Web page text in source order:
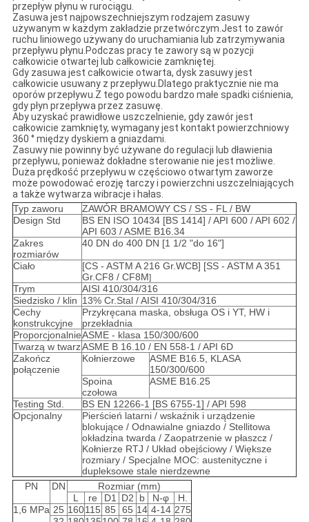
przepływ płynu w rurociągu.
Zasuwa jest najpowszechniejszym rodzajem zasuwy
używanym w każdym zakładzie przetwórczym.Jest to zawór
ruchu liniowego używany do uruchamiania lub zatrzymywania
przepływu płynu.Podczas pracy te zawory są w pozycji
całkowicie otwartej lub całkowicie zamkniętej.
Gdy zasuwa jest całkowicie otwarta, dysk zasuwy jest
całkowicie usuwany z przepływu.Dlatego praktycznie nie ma
oporów przepływu.Z tego powodu bardzo małe spadki ciśnienia,
gdy płyn przepływa przez zasuwę.
Aby uzyskać prawidłowe uszczelnienie, gdy zawór jest
całkowicie zamknięty, wymagany jest kontakt powierzchniowy
360 ° między dyskiem a gniazdami.
Zasuwy nie powinny być używane do regulacji lub dławienia
przepływu, ponieważ dokładne sterowanie nie jest możliwe.
Duża prędkość przepływu w częściowo otwartym zaworze
może powodować erozję tarczy i powierzchni uszczelniających
a także wytwarza wibracje i hałas.
Typ zaworu
ZAWÓR BRAMOWY CS / SS - FL / BW
Design Std
BS EN ISO 10434 [BS 1414] / API 600 / API 602 /
API 603 / ASME B16.34
Zakres
rozmiarów
40 DN do 400 DN [1 1/2 "do 16"]
Ciało
[CS - ASTM A 216 Gr.WCB] [SS - ASTM A 351
Gr.CF8 / CF8M]
Trym
AISI 410/304/316
Siedzisko / klin 13% Cr.Stal / AISI 410/304/316
Cechy
konstrukcyjne
Przykręcana maska, obsługa OS i YT, HW i
przekładnia
ProporcjonalnieASME - klasa 150/300/600
Twarzą w twarzASME B 16.10 / EN 558-1 / API 6D
Zakończ
połączenie
Kołnierzowe
ASME B16.5, KLASA
150/300/600
Spoina
czołowa
ASME B16.25
Testing Std.
BS EN 12266-1 [BS 6755-1] / API 598
Opcjonalny
Pierścień latarni / wskaźnik i urządzenie
blokujące / Odnawialne gniazdo / Stellitowa
okładzina twarda / Zaopatrzenie w płaszcz /
Kołnierze RTJ / Układ obejściowy / Większe
rozmiary / Specjalne MOC: austenityczne i
dupleksowe stale nierdzewne
PN
DN
Rozmiar (mm)
L
re D1 D2 b N-φ
H.
1,6 MPa 25 160115 85 65 14 4-14 275